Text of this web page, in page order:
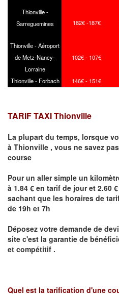
Thionville -
Sarreguemines
182€ -187€
Thionville - Aéroport
de Metz-Nancy-
Lorraine
102€ - 107€
Thionville - Forbach 146€ - 151€
TARIF TAXI Thionville
La plupart du temps, lorsque
à Thionville , vous ne savez
course
Pour un aller simple un
à 1.84 € en tarif de jour et 2.60
sachant que les horaires de
de 19h et 7h
Déposez votre demande de
site c'est la garantie de
et compétitif .
Quel est la tarification d'une